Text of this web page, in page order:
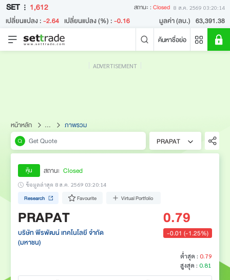
SET 1,612 สถานะ : Closed 8 ส.ค. 2569 03:20:14
เปลี่ยนแปลง :-2.64 เปลี่ยนแปลง (%) :-0.16 มูลค่า (ลบ.) 63,391.38
ค้นหาชื่อย่อ
ADVERTISEMENT
หน้าหลัก ...
ภาพรวม
PRAPAT
หุ้น สถานะ Closed
ข้อมูลล่าสุด 8 ส.ค. 2569 03:20:14
Research Favourite Virtual Portfolio
PRAPAT
บริษัท พีรพัฒน์ เทคโนโลยี จำกัด
(มหาชน)
0.79
-0.01 (-1.25%)
ต่ำสุด : 0.79
สูงสุด : 0.81